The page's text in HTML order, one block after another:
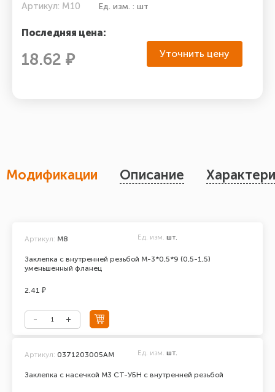
Артикул: М10 Ед. изм. : шт
Последняя цена:
18.62 ₽ Уточнить цену
Модификации Описание
Заклепка с внутренней резьбой М-3*0,5*9 (0,5-1,5)
уменьшенный фланец
Артикул: М8 Ед. изм. шт.
2.41 ₽
Заклепка с насечкой М3 СТ-УБН с внутренней резьбой
Артикул: 0371203005АМ Ед. изм. шт.